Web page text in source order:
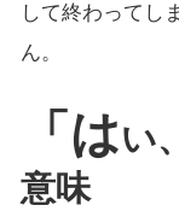
して終わってし
ん。
「はい
意味